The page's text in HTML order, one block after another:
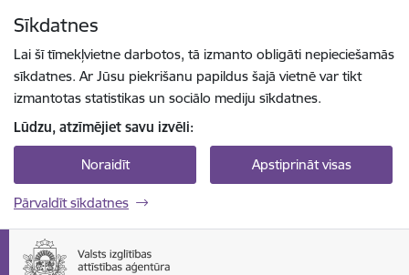
Sīkdatnes
Lai šī tīmekļvietne darbotos, tā izmanto obligāti nepieciešamās
sīkdatnes. Ar Jūsu piekrišanu papildus šajā vietnē var tikt
izmantotas statistikas un sociālo mediju sīkdatnes.
Lūdzu, atzīmējiet savu izvēli:
Noraidīt Apstiprināt visas
Pārvaldīt sīkdatnes